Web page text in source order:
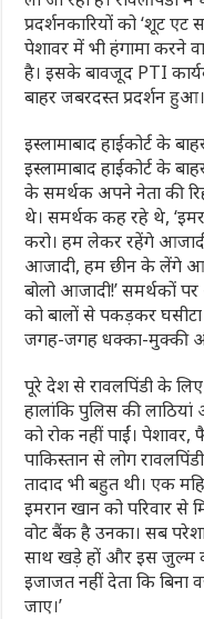
प्रदर्शनकारियों को ‘शूट
पेशावर में भी हंगामा करने
है। इसके बावजूद PTI
बाहर जबरदस्त प्रदर्शन हुआ।
इस्लामाबाद हाईकोर्ट के
इस्लामाबाद हाईकोर्ट के
के समर्थक अपने नेता की
थे। समर्थक कह रहे थे,
करो। हम लेकर रहेंगे
आजादी, हम छीन के लेंगे
बोलो आजादी!’ समर्थकों
को बालों से पकड़कर घसीटा
जगह-जगह धक्का-मुक्की
पूरे देश से रावलपिंडी के
हालांकि पुलिस की
को रोक नहीं पाईं।
पाकिस्तान से लोग
तादाद भी बहुत थी। एक
इमरान खान को परिवार से
वोट बैंक है उनका। सब
साथ खड़े हों और इस जुल्म
इजाजत नहीं देता कि बिना
जाए।’